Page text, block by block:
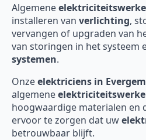
Algemene
installeren van verlichting,
vervangen of upgraden van
van storingen in het systeem
systemen.
Onzeelektriciens in Evergem
algemene
hoogwaardige materialen en
ervoor te zorgen dat uw
betrouwbaar blijft.